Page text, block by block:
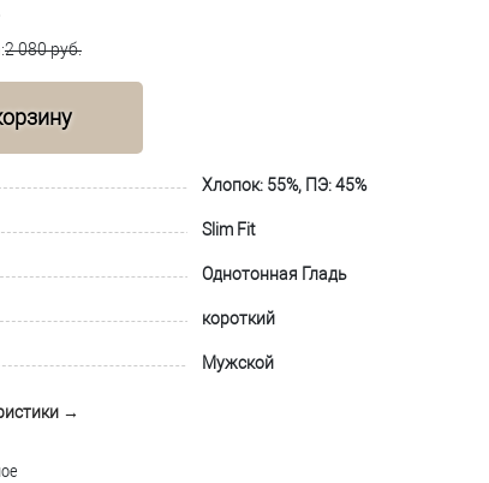
2 080 руб.
Хлопок: 55%, ПЭ: 45%
Slim Fit
Однотонная Гладь
короткий
Мужской
→